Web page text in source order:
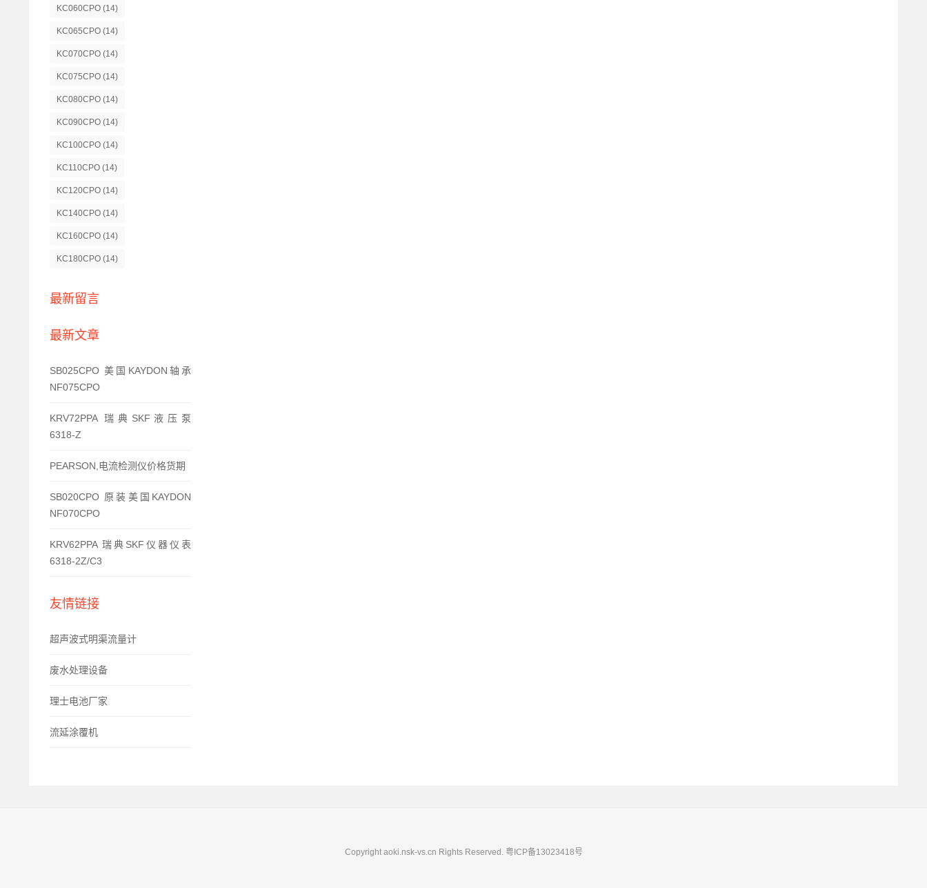
KC060CPO (14)
KC065CPO (14)
KC070CPO (14)
KC075CPO (14)
KC080CPO (14)
KC090CPO (14)
KC100CPO (14)
KC110CPO (14)
KC120CPO (14)
KC140CPO (14)
KC160CPO (14)
KC180CPO (14)
最新留言
最新文章
SB025CPO 美国KAYDON轴承
NF075CPO
KRV72PPA 瑞典SKF液压泵
6318-Z
PEARSON,电流检测仪价格货期
SB020CPO 原装美国KAYDON
NF070CPO
KRV62PPA 瑞典SKF仪器仪表
6318-2Z/C3
友情链接
超声波式明渠流量计
废水处理设备
理士电池厂家
流延涂覆机
Copyright aoki.nsk-vs.cn Rights Reserved. 粤ICP备13023418号